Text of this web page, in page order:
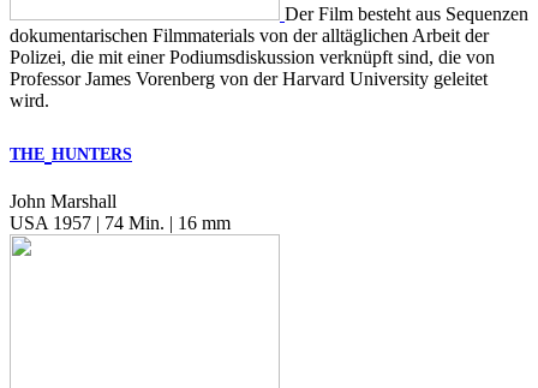
Der Film besteht aus Sequenzen
dokumentarischen Filmmaterials von der alltäglichen Arbeit der
Polizei, die mit einer Podiumsdiskussion verknüpft sind, die von
Professor James Vorenberg von der Harvard University geleitet
wird.
THE HUNTERS
John Marshall
USA 1957 | 74 Min. | 16 mm